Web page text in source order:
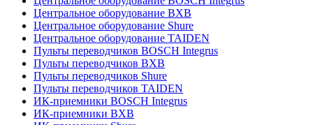
Центральное оборудование BXB
Центральное оборудование Shure
Центральное оборудование TAIDEN
Пульты переводчиков BOSCH Integrus
Пульты переводчиков BXB
Пульты переводчиков Shure
Пульты переводчиков TAIDEN
ИК-приемники BOSCH Integrus
ИК-приемники BXB